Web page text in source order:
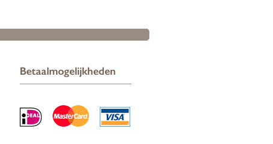
Betaalmogelijkheden